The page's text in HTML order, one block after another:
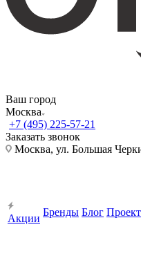
Ваш город
Москва
+7 (495) 225-57-21
Заказать звонок
Москва, ул. Большая
Акции
Бренды Блог